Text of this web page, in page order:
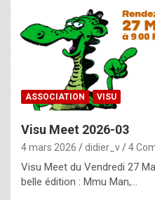
ASSOCIATION VISU
Visu Meet 2026-03
4 mars 2026 didier_v 4
Visu Meet du Vendredi 27
belle édition : Mmu Man,…